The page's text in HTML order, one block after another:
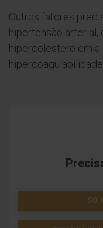
Outros fatores
hipertensão arterial,
hipercolesterolemia
hipercoagulabilidade.